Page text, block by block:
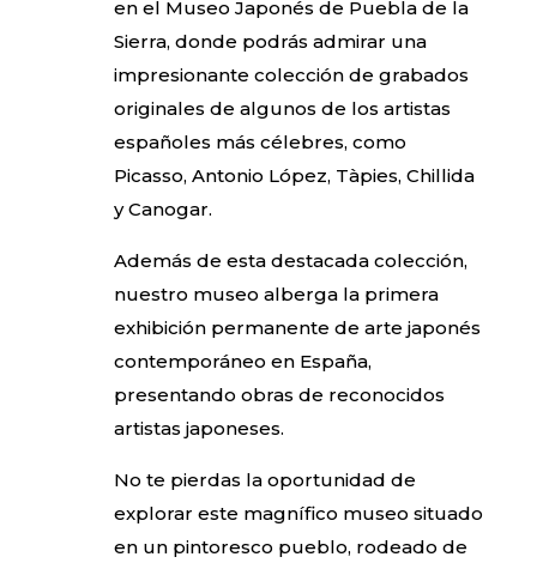
en el Museo Japonés de Puebla de la
Sierra, donde podrás admirar una
impresionante colección de grabados
originales de algunos de los artistas
españoles más célebres, como
Picasso, Antonio López, Tàpies, Chillida
y Canogar.
Además de esta destacada colección,
nuestro museo alberga la primera
exhibición permanente de arte japonés
contemporáneo en España,
presentando obras de reconocidos
artistas japoneses.
No te pierdas la oportunidad de
explorar este magnífico museo situado
en un pintoresco pueblo, rodeado de